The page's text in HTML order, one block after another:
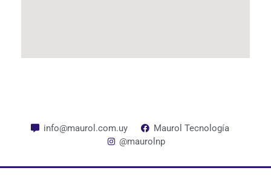
info@maurol.com.uy
Maurol Tecnología
@maurolnp